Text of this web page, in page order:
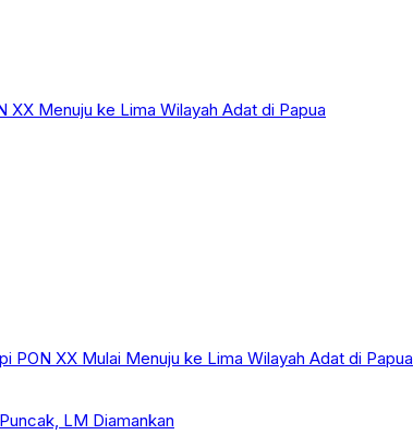
XX Menuju ke Lima Wilayah Adat di Papua
PON XX Mulai Menuju ke Lima Wilayah Adat di Papua
LM Diamankan